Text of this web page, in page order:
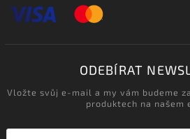
ODEBÍRAT
Vložte svůj e-mail a my vám budeme
produktech na našem